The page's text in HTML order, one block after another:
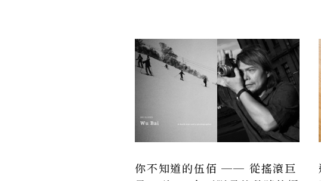
你不知道的伍佰 ── 從搖滾巨